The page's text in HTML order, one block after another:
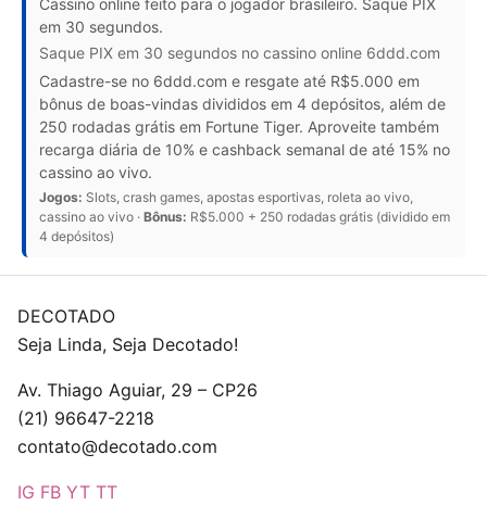
Cassino online feito para o jogador brasileiro. Saque PIX
em 30 segundos.
Saque PIX em 30 segundos no cassino online 6ddd.com
Cadastre-se no 6ddd.com e resgate até R$5.000 em
bônus de boas-vindas divididos em 4 depósitos, além de
250 rodadas grátis em Fortune Tiger. Aproveite também
recarga diária de 10% e cashback semanal de até 15% no
cassino ao vivo.
Jogos: Slots, crash games, apostas esportivas, roleta ao vivo,
cassino ao vivo · Bônus: R$5.000 + 250 rodadas grátis (dividido em
4 depósitos)
DECOTADO
Seja Linda, Seja Decotado!
Av. Thiago Aguiar, 29 – CP26
(21) 96647-2218
contato@decotado.com
IG FB YT TT